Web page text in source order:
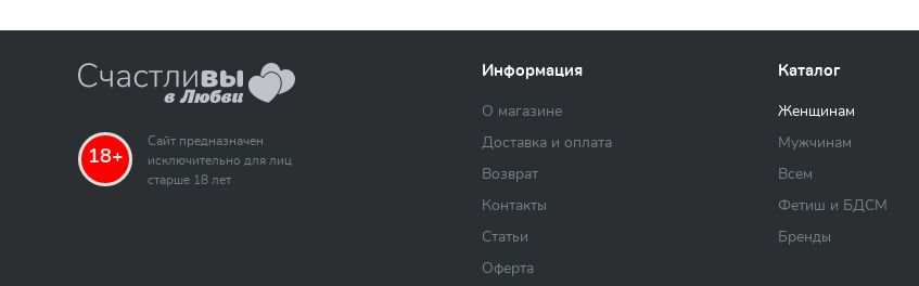
18+
Сайт предназначен
исключительно для лиц
старше 18 лет
Информация
О магазине
Доставка и оплата
Возврат
Контакты
Статьи
Оферта
Каталог
Женщинам
Мужчинам
Всем
Фетиш и БДСМ
Бренды